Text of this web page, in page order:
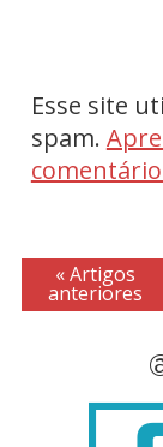
Esse site
spam.
« Artigos
anteriores